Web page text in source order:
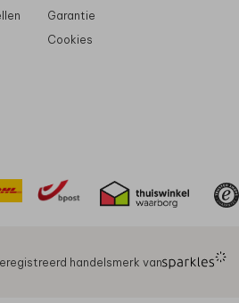
Garantie
Cookies
handelsmerk van